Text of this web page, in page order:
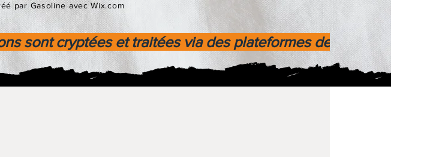
par Gasoline avec Wix.com
sont cryptées et traitées via des plateformes de paiement